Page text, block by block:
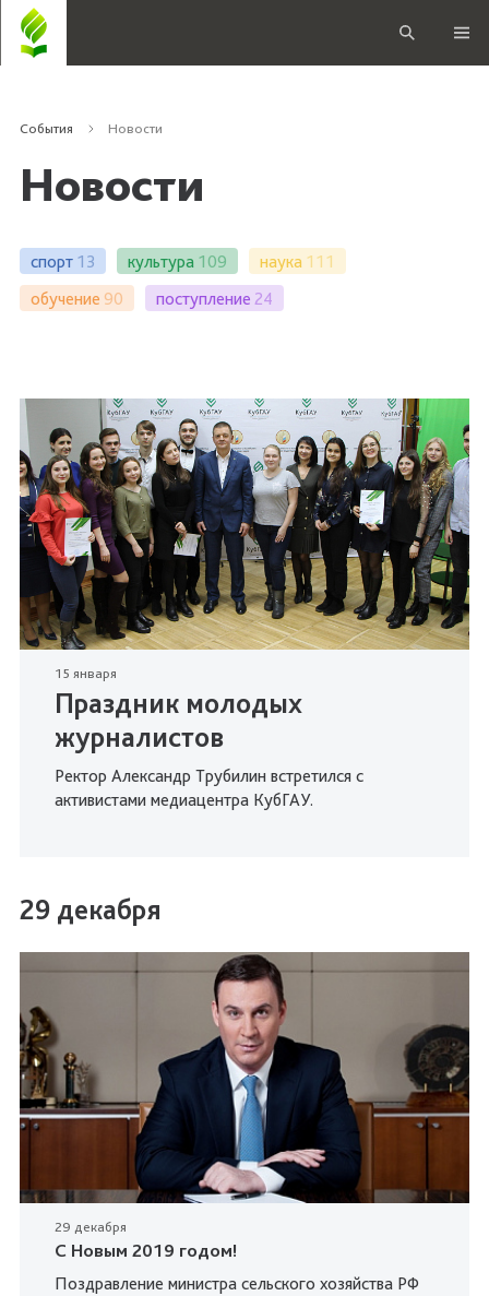
События Новости
Новости
спорт 13 культура 109 наука 111
обучение 90 поступление 24
15 января
Праздник молодых
журналистов
Ректор Александр Трубилин встретился с
активистами медиацентра КубГАУ.
29 декабря
29 декабря
C Новым 2019 годом!
Поздравление министра сельского хозяйства РФ